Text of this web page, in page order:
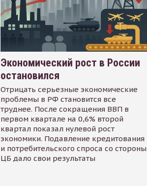
Экономический рост в России
остановился
Отрицать серьезные экономические
проблемы в РФ становится все
труднее. После сокращения ВВП в
первом квартале на 0,6% второй
квартал показал нулевой рост
экономики. Подавление кредитования
и потребительского спроса со стороны
ЦБ дало свои результаты